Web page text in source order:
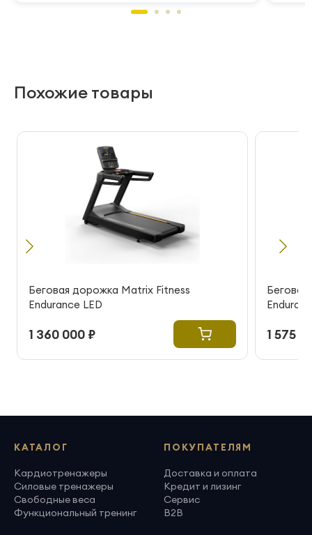
Похожие товары
Беговая дорожка Matrix Fitness
Endurance LED
1 360 000 ₽ 1 575
КАТАЛОГ
Кардиотренажеры
Силовые тренажеры
Свободные веса
Функциональный тренинг
ПОКУПАТЕЛЯМ
Доставка и оплата
Кредит и лизинг
Сервис
B2B